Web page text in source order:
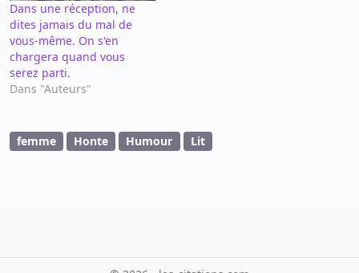
Dans une réception, ne
dites jamais du mal de
vous-même. On s'en
chargera quand vous
serez parti.
Dans "Auteurs"
femme Honte Humour Lit